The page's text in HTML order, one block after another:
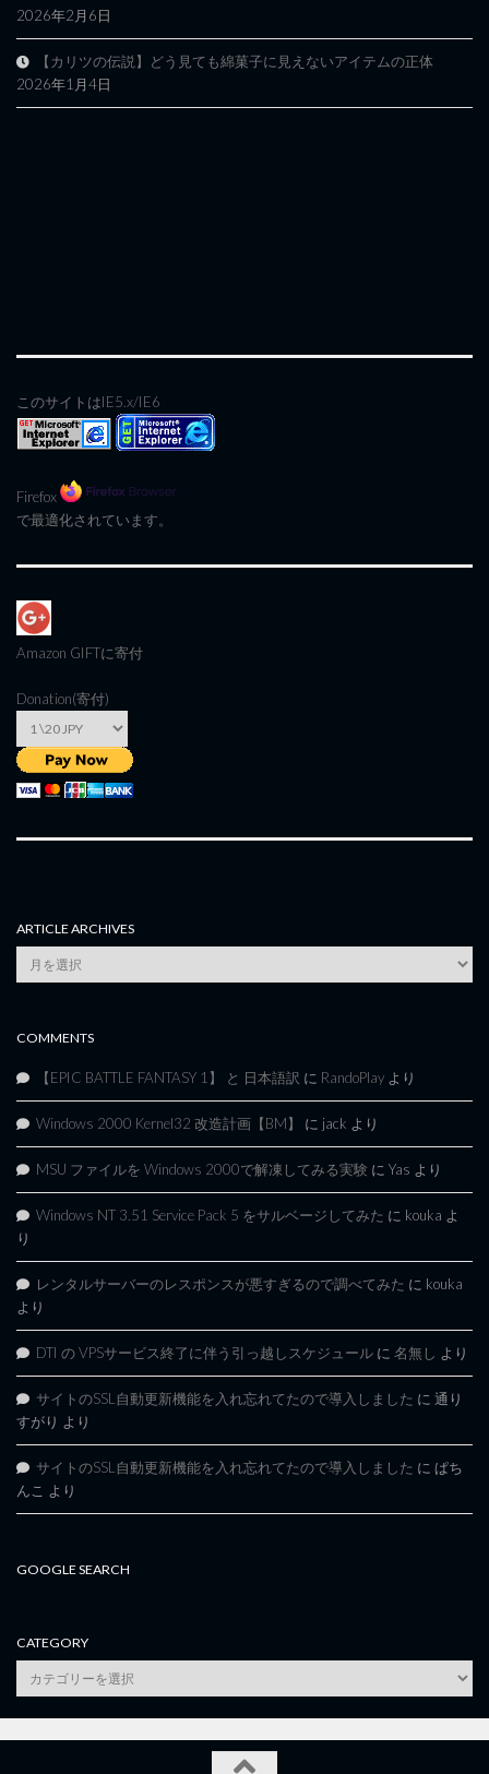
2026年2月6日
【カリツの伝説】どう見ても綿菓子に見えないアイテムの正体
2026年1月4日
このサイトはIE5.x/IE6
Firefox
で最適化されています。
Amazon GIFTに寄付
Donation(寄付)
ARTICLE ARCHIVES
Article
Archives
COMMENTS
【EPIC BATTLE FANTASY 1】 と 日本語訳 に RandoPlay より
Windows 2000 Kernel32 改造計画【BM】 に jack より
MSU ファイルを Windows 2000で解凍してみる実験 に Yas より
Windows NT 3.51 Service Pack 5 をサルベージしてみた に kouka よ
り
レンタルサーバーのレスポンスが悪すぎるので調べてみた に kouka
より
DTI の VPSサービス終了に伴う引っ越しスケジュール に 名無し より
サイトのSSL自動更新機能を入れ忘れてたので導入しました に 通り
すがり より
サイトのSSL自動更新機能を入れ忘れてたので導入しました に ぱち
んこ より
GOOGLE SEARCH
CATEGORY
category